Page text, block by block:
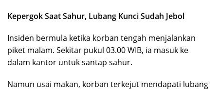
Kepergok Saat Sahur, Lubang Kunci Sudah Jebol
Insiden bermula ketika korban tengah menjalankan
piket malam. Sekitar pukul 03.00 WIB, ia masuk ke
dalam kantor untuk santap sahur.
Namun usai makan, korban terkejut mendapati lubang